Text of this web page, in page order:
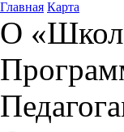
Главная Карта
О